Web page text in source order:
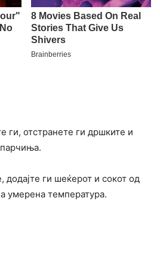
ги, отстранете ги дршките и
додајте ги шеќерот и сокот од
умерена температура.